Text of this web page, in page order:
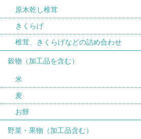
原木乾し椎茸
きくらげ
椎茸、きくらげなどの詰め合わせ
穀物（加工品を含む）
米
麦
お餅
野菜・果物（加工品含む）